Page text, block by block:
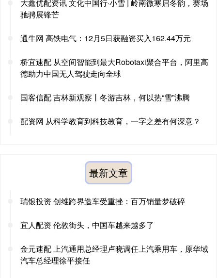
大鑫优配资讯 文化中国行·小雪 | 岭南微寒启冬韵，赛场
驰骋展锋芒
通牛网 高铁电气：12月5日获融资买入162.44万元
桥宜速配 从空间智能到最大Robotaxi聚合平台，阿里高
德助力中国无人驾驶走向全球
国客信配 吉林新观察丨冬游吉林，何以热“雪”沸腾
配资网 从科学教育到科技教育，一字之差有何深意？
最新文章
瑞银投资 创维跨界造车受重挫：百万销量梦破碎
宜人配资 伦敦街头，中国车越来越多了
金元速配 上汽通用总经理卢晓调任上汽乘用车，原华域
汽车总经理徐平接任